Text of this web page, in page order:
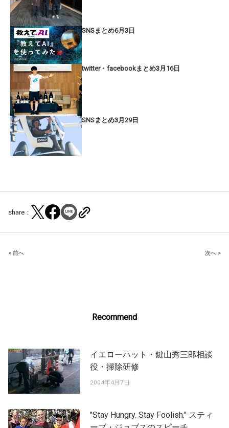
SNSまとめ6月3日
twitter・facebookまとめ3月16日
SNSまとめ3月29日
share：
Post
< 前へ 次へ >
Recommend
イエローハット・鍵山秀三郎相談
役・掃除研修
2004年4月7日
"Stay Hungry. Stay Foolish." スティ